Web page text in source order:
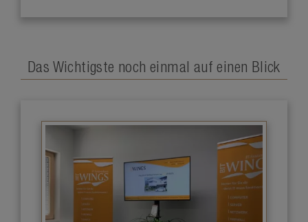
Das Wichtigste noch einmal auf einen Blick